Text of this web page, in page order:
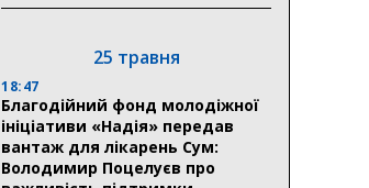
25 травня
18:47
Благодійний фонд молодіжної
ініціативи «Надія» передав
вантаж для лікарень Сум:
Володимир Поцелуєв про